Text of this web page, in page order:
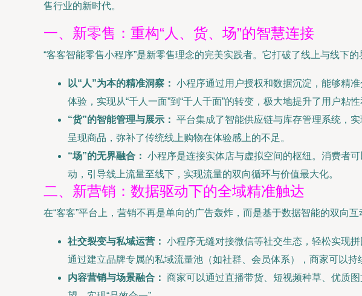
售行业的新时代。
一、新零售：重构“人、货、场”的智慧连接
“客客智能零售小程序”是新零售理念的完美实践者。它打破了线上与线下的
以“人”为本的精准洞察： 小程序通过用户授权和数据沉淀，能够精
体验，实现从“千人一面”到“千人千面”的转变，极大地提升了用户粘性
“货”的智能管理与展示： 平台集成了智能供应链与库存管理系统，
呈现商品，弥补了传统线上购物在体验感上的不足。
“场”的无界融合： 小程序是连接实体店与虚拟空间的枢纽。消费者
动，引导线上流量至线下，实现流量的双向循环与价值最大化。
二、新营销：数据驱动下的全域精准触达
在“客客”平台上，营销不再是单向的广告轰炸，而是基于数据智能的双向互
社交裂变与私域运营： 小程序无缝对接微信等社交生态，轻松实现
通过建立品牌专属的私域流量池（如社群、会员体系），商家可以持
内容营销与场景融合： 商家可以通过直播带货、短视频种草、优质